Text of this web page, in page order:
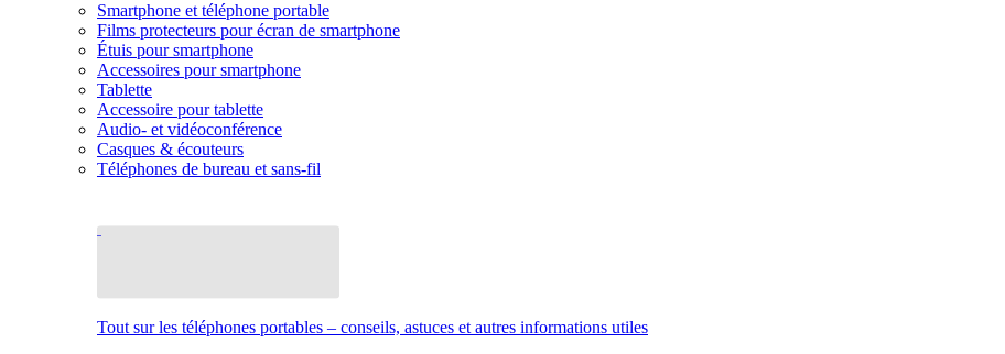
Smartphone et téléphone portable
Films protecteurs pour écran de smartphone
Étuis pour smartphone
Accessoires pour smartphone
Tablette
Accessoire pour tablette
Audio- et vidéoconférence
Casques & écouteurs
Téléphones de bureau et sans-fil
Tout sur les téléphones portables – conseils, astuces et autres informations utiles